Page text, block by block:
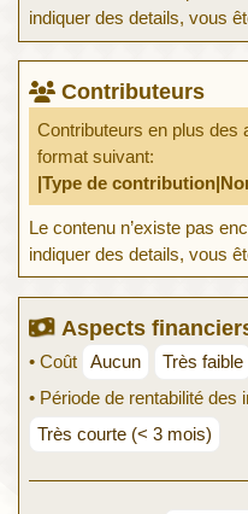
indiquer des details, vous
Contributeurs
Contributeurs en plus des
format suivant:
|Type de
Le contenu n’existe pas
indiquer des details, vous
Aspects
• Coût Aucun Très faible
• Période de rentabilité des
Très courte (< 3 mois)